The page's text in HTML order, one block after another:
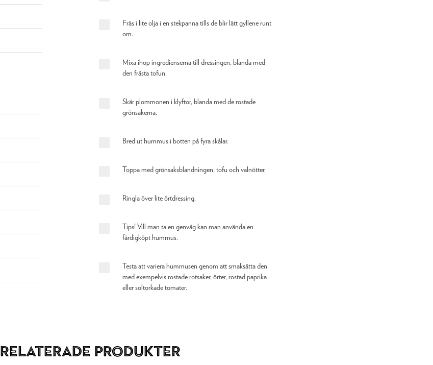
Fräs i lite olja i en stekpanna tills de blir lätt gyllene runt
om.
Mixa ihop ingredienserna till dressingen, blanda med
den frästa tofun.
Skär plommonen i klyftor, blanda med de rostade
grönsakerna.
Bred ut hummus i botten på fyra skålar.
Toppa med grönsaksblandningen, tofu och valnötter.
Ringla över lite örtdressing.
Tips! Vill man ta en genväg kan man använda en
färdigköpt hummus.
Testa att variera hummusen genom att smaksätta den
med exempelvis rostade rotsaker, örter, rostad paprika
eller soltorkade tomater.
Relaterade produkter